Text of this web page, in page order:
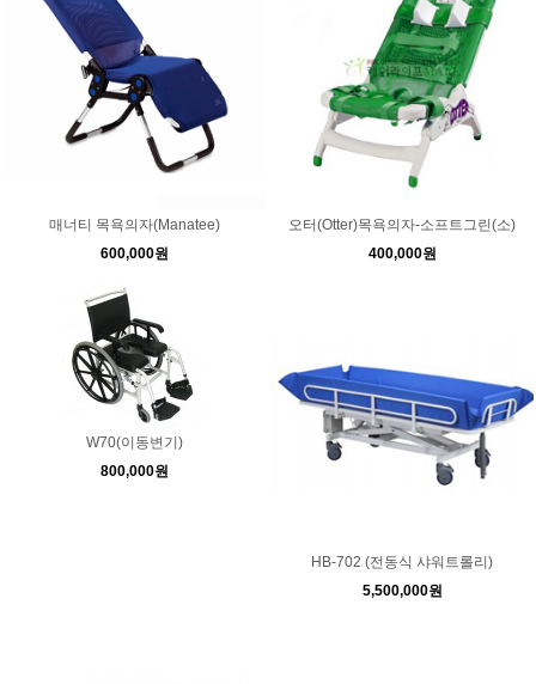
매너티 목욕의자(Manatee)
600,000원
오터(Otter)목욕의자-소프트그린(소)
400,000원
W70(이동변기)
800,000원
HB-702 (전동식 샤워트롤리)
5,500,000원